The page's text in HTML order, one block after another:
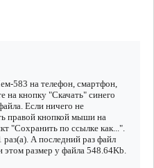
583 на телефон, смартфон,
на кнопку "Скачать" синего
Если ничего не
правой кнопкой мыши на
"Сохранить по ссылке как...".
А последний раз файл
этом размер у файла 548.64Kb.